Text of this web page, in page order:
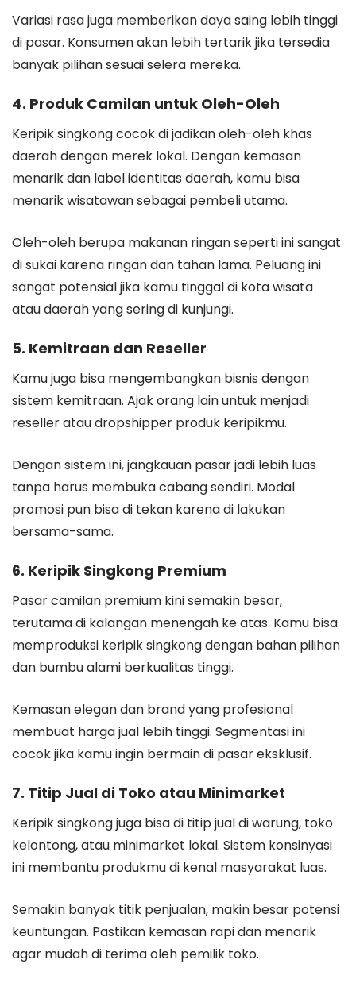
Variasi rasa juga memberikan daya saing lebih tinggi
di pasar. Konsumen akan lebih tertarik jika tersedia
banyak pilihan sesuai selera mereka.
4. Produk Camilan untuk Oleh-Oleh
Keripik singkong cocok di jadikan oleh-oleh khas
daerah dengan merek lokal. Dengan kemasan
menarik dan label identitas daerah, kamu bisa
menarik wisatawan sebagai pembeli utama.
Oleh-oleh berupa makanan ringan seperti ini sangat
di sukai karena ringan dan tahan lama. Peluang ini
sangat potensial jika kamu tinggal di kota wisata
atau daerah yang sering di kunjungi.
5. Kemitraan dan Reseller
Kamu juga bisa mengembangkan bisnis dengan
sistem kemitraan. Ajak orang lain untuk menjadi
reseller atau dropshipper produk keripikmu.
Dengan sistem ini, jangkauan pasar jadi lebih luas
tanpa harus membuka cabang sendiri. Modal
promosi pun bisa di tekan karena di lakukan
bersama-sama.
6. Keripik Singkong Premium
Pasar camilan premium kini semakin besar,
terutama di kalangan menengah ke atas. Kamu bisa
memproduksi keripik singkong dengan bahan pilihan
dan bumbu alami berkualitas tinggi.
Kemasan elegan dan brand yang profesional
membuat harga jual lebih tinggi. Segmentasi ini
cocok jika kamu ingin bermain di pasar eksklusif.
7. Titip Jual di Toko atau Minimarket
Keripik singkong juga bisa di titip jual di warung, toko
kelontong, atau minimarket lokal. Sistem konsinyasi
ini membantu produkmu di kenal masyarakat luas.
Semakin banyak titik penjualan, makin besar potensi
keuntungan. Pastikan kemasan rapi dan menarik
agar mudah di terima oleh pemilik toko.